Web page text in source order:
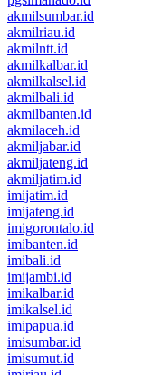
akmilsumbar.id
akmilriau.id
akmilntt.id
akmilkalbar.id
akmilkalsel.id
akmilbali.id
akmilbanten.id
akmilaceh.id
akmiljabar.id
akmiljateng.id
akmiljatim.id
imijatim.id
imijateng.id
imigorontalo.id
imibanten.id
imibali.id
imijambi.id
imikalbar.id
imikalsel.id
imipapua.id
imisumbar.id
imisumut.id